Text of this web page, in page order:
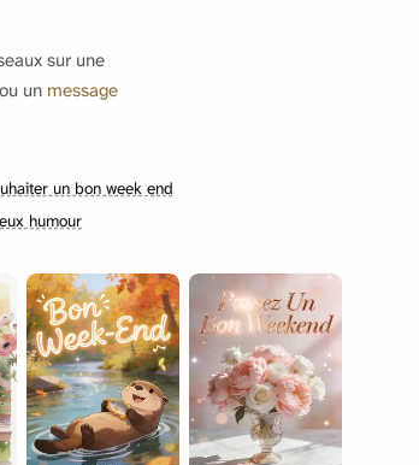
sur une
ou un message
un bon week end
humour